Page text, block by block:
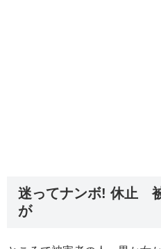
迷ってナンボ! 休止
が